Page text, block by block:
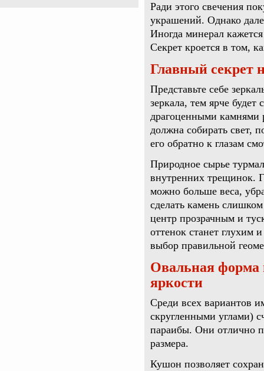
Ради этого свечения
украшений. Однако
Иногда минерал
Секрет кроется в том,
Главный секрет
Представьте себе
зеркала, тем ярче
драгоценными камнями
должна собирать свет,
его обратно к глазам
Природное сырье
внутренних трещинок.
можно больше веса,
сделать камень
центр прозрачным и
оттенок станет глухим
выбор правильной
Овальная форма
яркости
Среди всех вариантов
скругленными углами)
параибы. Они отлично
размера.
Кушон позволяет